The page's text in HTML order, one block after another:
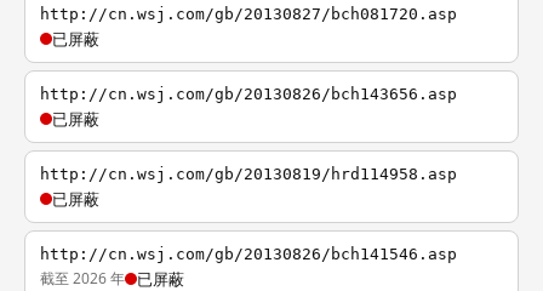
http://cn.wsj.com/gb/20130827/bch081720.asp
已屏蔽
http://cn.wsj.com/gb/20130826/bch143656.asp
已屏蔽
http://cn.wsj.com/gb/20130819/hrd114958.asp
已屏蔽
http://cn.wsj.com/gb/20130826/bch141546.asp
截至 2026 年 已屏蔽